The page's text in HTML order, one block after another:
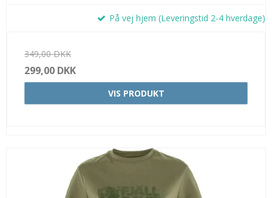
På vej hjem (Leveringstid 2-4 hverdage)
349,00 DKK
299,00 DKK
VIS PRODUKT